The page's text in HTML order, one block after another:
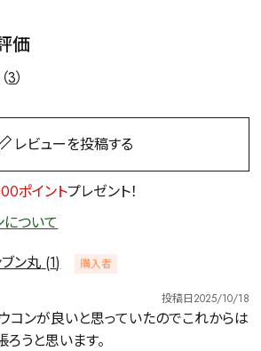
価
3）
レビューを投稿する
ポイントプレゼント！
について
ン丸 1
購入者
投稿日2025/10/18
コンが良いと思っていたのでこれからは
うと思います。